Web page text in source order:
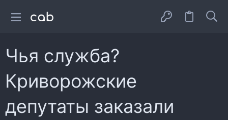
Чья служба?
Криворожские
депутаты заказали